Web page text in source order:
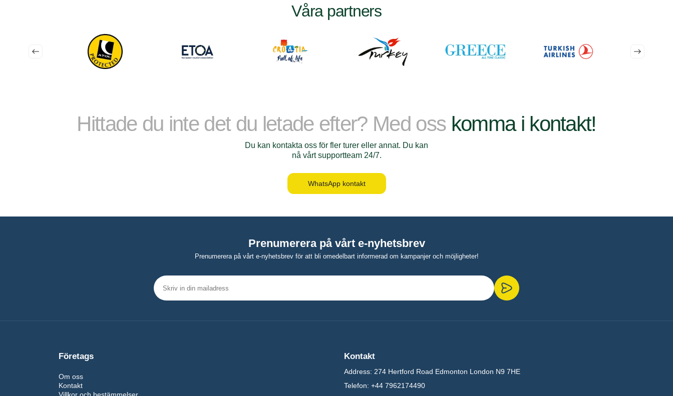
Våra partners
Hittade du inte det du letade efter? Med oss komma i kontakt!
Du kan kontakta oss för fler turer eller annat. Du kan
nå vårt supportteam 24/7.
WhatsApp kontakt
Prenumerera på vårt e-nyhetsbrev
Prenumerera på vårt e-nyhetsbrev för att bli omedelbart informerad om kampanjer och möjligheter!
Företags
Om oss
Kontakt
Kontakt
Address: 274 Hertford Road Edmonton London N9 7HE
Telefon: +44 7962174490